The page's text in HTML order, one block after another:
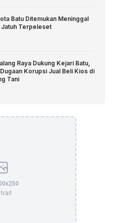
Batu Ditemukan Meninggal
Jatuh Terpeleset
Raya Dukung Kejari Batu,
Korupsi Jual Beli Kios di
Tani